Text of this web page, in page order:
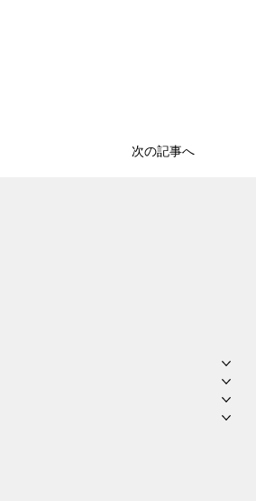
次の記事へ